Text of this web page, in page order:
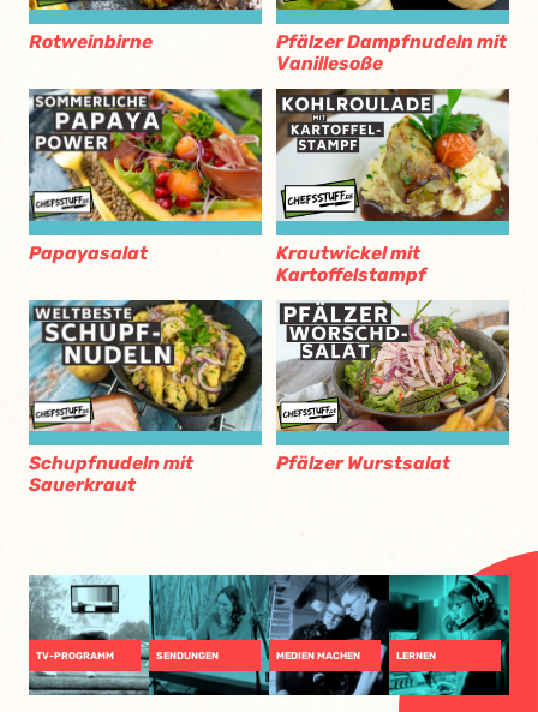
Rotweinbirne
Pfälzer Dampfnudeln mit
Vanillesoße
Papayasalat
Krautwickel mit
Kartoffelstampf
Schupfnudeln mit
Sauerkraut
Pfälzer Wurstsalat
TV-PROGRAMM SENDUNGEN MEDIEN MACHEN LERNEN